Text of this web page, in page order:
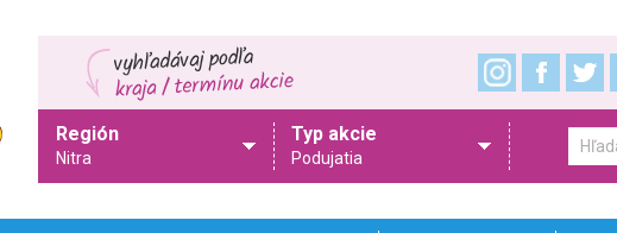
Región
Nitra
Typ akcie
Podujatia